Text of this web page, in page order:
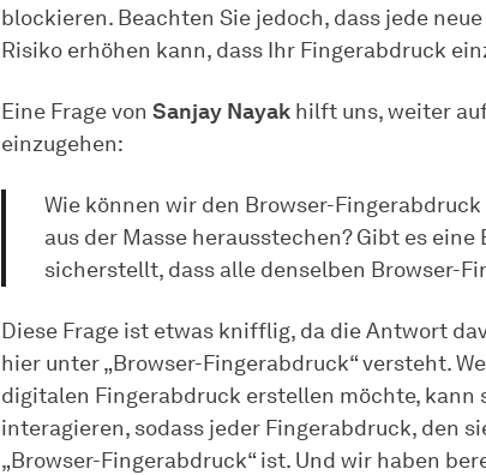
blockieren. Beachten Sie jedoch, dass jede
Risiko erhöhen kann, dass Ihr Fingerabdruck
Eine Frage von Sanjay Nayak hilft uns, weiter
einzugehen:
Wie können wir den Browser-
aus der Masse herausstechen? Gibt es
sicherstellt, dass alle denselben Browser-
Diese Frage ist etwas knifflig, da die Antwort
hier unter „Browser-Fingerabdruck“ versteht.
digitalen Fingerabdruck erstellen möchte, kann
interagieren, sodass jeder Fingerabdruck, den
„Browser-Fingerabdruck“ ist. Und wir haben